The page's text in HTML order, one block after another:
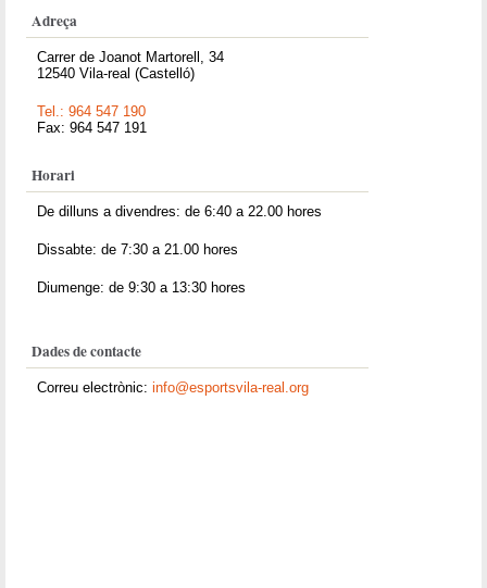
Adreça
Carrer de Joanot Martorell, 34
12540 Vila-real (Castelló)
Tel.: 964 547 190
Fax: 964 547 191
Horari
De dilluns a divendres: de 6:40 a 22.00 hores
Dissabte: de 7:30 a 21.00 hores
Diumenge: de 9:30 a 13:30 hores
Dades de contacte
Correu electrònic:info@esportsvila-real.org